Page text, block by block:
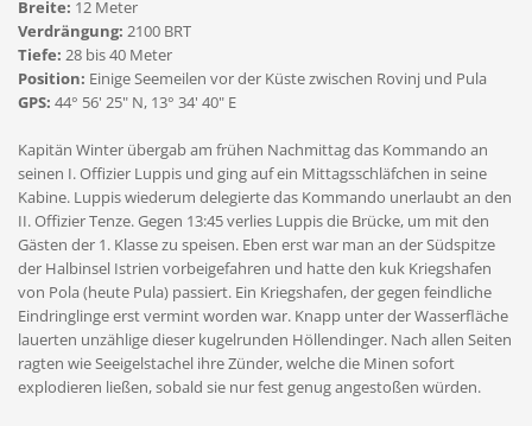
Breite: 12 Meter
Verdrängung: 2100 BRT
Tiefe: 28 bis 40 Meter
Position: Einige Seemeilen vor der Küste zwischen Rovinj und Pula
GPS: 44° 56' 25" N, 13° 34' 40" E
Kapitän Winter übergab am frühen Nachmittag das Kommando an
seinen I. Offizier Luppis und ging auf ein Mittagsschläfchen in seine
Kabine. Luppis wiederum delegierte das Kommando unerlaubt an den
II. Offizier Tenze. Gegen 13:45 verlies Luppis die Brücke, um mit den
Gästen der 1. Klasse zu speisen. Eben erst war man an der Südspitze
der Halbinsel Istrien vorbeigefahren und hatte den kuk Kriegshafen
von Pola (heute Pula) passiert. Ein Kriegshafen, der gegen feindliche
Eindringlinge erst vermint worden war. Knapp unter der Wasserfläche
lauerten unzählige dieser kugelrunden Höllendinger. Nach allen Seiten
ragten wie Seeigelstachel ihre Zünder, welche die Minen sofort
explodieren ließen, sobald sie nur fest genug angestoßen würden.